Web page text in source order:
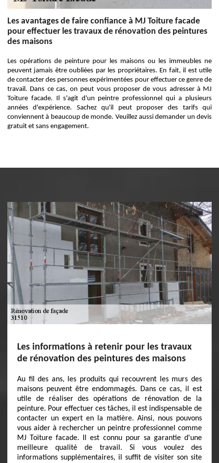
Les avantages de faire confiance à MJ Toiture facade
pour effectuer les travaux de rénovation des peintures
des maisons
Les opérations de peinture pour les maisons ou les immeubles ne
peuvent jamais être oubliées par les propriétaires. En fait, il est utile
de contacter des personnes expérimentées pour effectuer ce genre de
travail. Dans ce cas, on peut vous proposer de vous adresser à MJ
Toiture facade. Il s'agit d'un peintre professionnel qui a plusieurs
années d'expérience. Sachez qu'il peut proposer des tarifs qui
conviennent à beaucoup de monde. Veuillez aussi demander un devis
gratuit et sans engagement.
Les informations à retenir pour les travaux
de rénovation des peintures des maisons
Au fil des ans, les produits qui recouvrent les murs des
maisons peuvent être endommagés. Dans ce cas, il est
utile de réaliser des opérations de rénovation de la
peinture. Pour effectuer ces tâches, il est indispensable de
contacter un expert en la matière. Ainsi, nous pouvons
vous aider à rechercher un peintre professionnel comme
MJ Toiture facade. Il est connu pour sa garantie d'une
meilleure qualité de travail. Si vous voulez des
informations supplémentaires, il suffit de visiter son site